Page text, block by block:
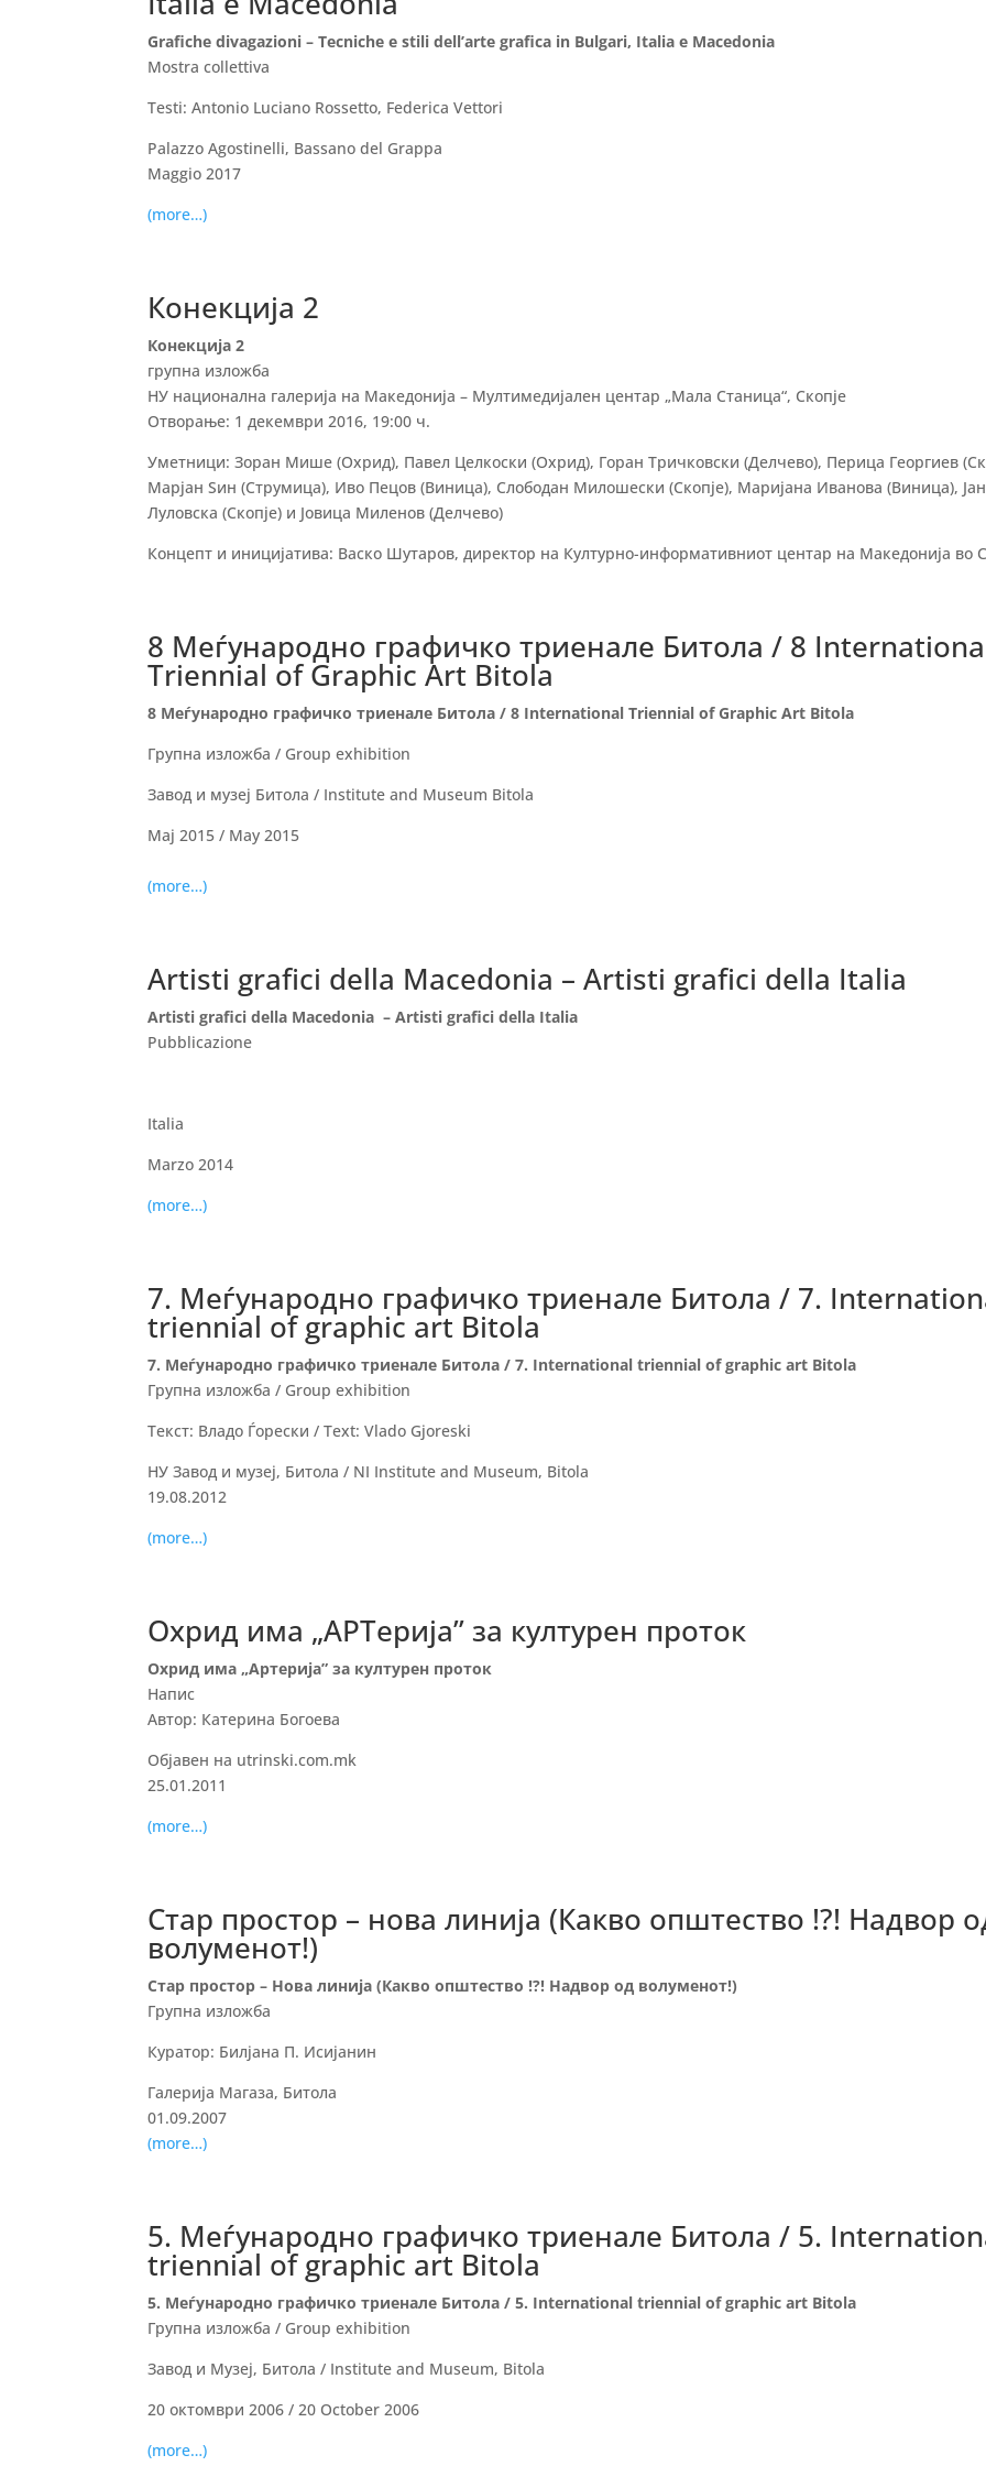
Grafiche divagazioni – Tecniche е stili dell’arte grafica in Bulgari, Italia e Macedonia
Mostra collettiva
Testi: Antonio Luciano Rossetto, Federica Vettori
Palazzo Agostinelli, Bassano del Grappa
Maggio 2017
(more…)
Конекција 2
Конекција 2
групна изложба
НУ национална галерија на Македонија – Мултимедијален центар „Мала Станица“, Скопје
Отворање: 1 декември 2016, 19:00 ч.
Уметници: Зоран Мише (Охрид), Павел Целкоски (Охрид), Горан Тричковски (Делчево), Перица Георгиев
Марјан Ѕин (Струмица), Иво Пецов (Виница), Слободан Милошески (Скопје), Маријана Иванова (Виница),
Луловска (Скопје) и Јовица Миленов (Делчево)
Концепт и иницијатива: Васко Шутаров, директор на Културно-информативниот центар на Македонија во
8 Меѓународно графичко триенале Битола / 8
Triennial of Graphic Art Bitola
8 Меѓународно графичко триенале Битола /8 International Triennial of Graphic Art Bitola
Групна изложба / Group exhibition
Завод и музеј Битола / Institute and Museum Bitola
Мај 2015 / May 2015
(more…)
Artisti grafici della Macedonia – Artisti grafici della Italia
Artisti grafici della Macedonia – Artisti grafici della Italia
Pubblicazione
Italia
Marzo 2014
(more…)
7. Меѓународно графичко триенале Битола / 7.
triennial of graphic art Bitola
7. Меѓународно графичко триенале Битола / 7. International triennial of graphic art Bitola
Групна изложба / Group exhibition
Текст: Владо Ѓорески / Text: Vlado Gjoreski
НУ Завод и музеј, Битола / NI Institute and Museum, Bitola
19.08.2012
(more…)
Охрид има „АРТерија” за културен проток
Охрид има „Артерија” за културен проток
Напис
Автор: Катерина Богоева
Објавен на utrinski.com.mk
25.01.2011
(more…)
Стар простор – нова линија (Какво општество !?! Надвор
волуменот!)
Стар простор – Нова линија (Какво општество !?! Надвор од волуменот!)
Групна изложба
Куратор: Билјана П. Исијанин
Галерија Магаза, Битола
01.09.2007
(more…)
5. Меѓународно графичко триенале Битола / 5.
triennial of graphic art Bitola
5. Меѓународно графичко триенале Битола / 5. International triennial of graphic art Bitola
Групна изложба / Group exhibition
Завод и Музеј, Битола / Institute and Museum, Bitola
20 октомври 2006 / 20 October 2006
(more…)